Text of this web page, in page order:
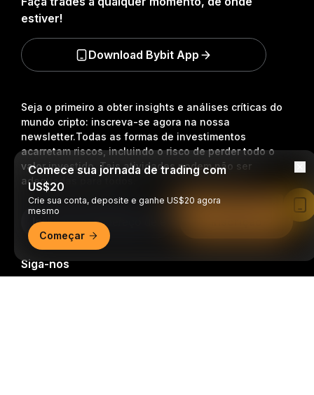
Seja o primeiro a obter insights e análises críticas do
mundo cripto: inscreva-se agora na nossa
newsletter.Todas as formas de investimentos
acarretam riscos, incluindo o risco de perder todo o
valor investido. Tais atividades podem não ser
adequadas para todos.
Siga-nos
estiver!
Download Bybit App
Comece sua jornada de trading com
US$20
Crie sua conta, deposite e ganhe US$20 agora
mesmo
Começar
Leia no app da Bybit